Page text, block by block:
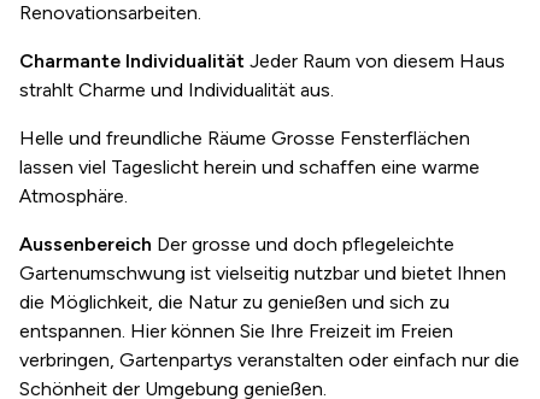
Renovationsarbeiten.
Charmante Individualität Jeder Raum von diesem Haus
strahlt Charme und Individualität aus.
Helle und freundliche Räume Grosse Fensterflächen
lassen viel Tageslicht herein und schaffen eine warme
Atmosphäre.
Aussenbereich Der grosse und doch pflegeleichte
Gartenumschwung ist vielseitig nutzbar und bietet Ihnen
die Möglichkeit, die Natur zu genießen und sich zu
entspannen. Hier können Sie Ihre Freizeit im Freien
verbringen, Gartenpartys veranstalten oder einfach nur die
Schönheit der Umgebung genießen.